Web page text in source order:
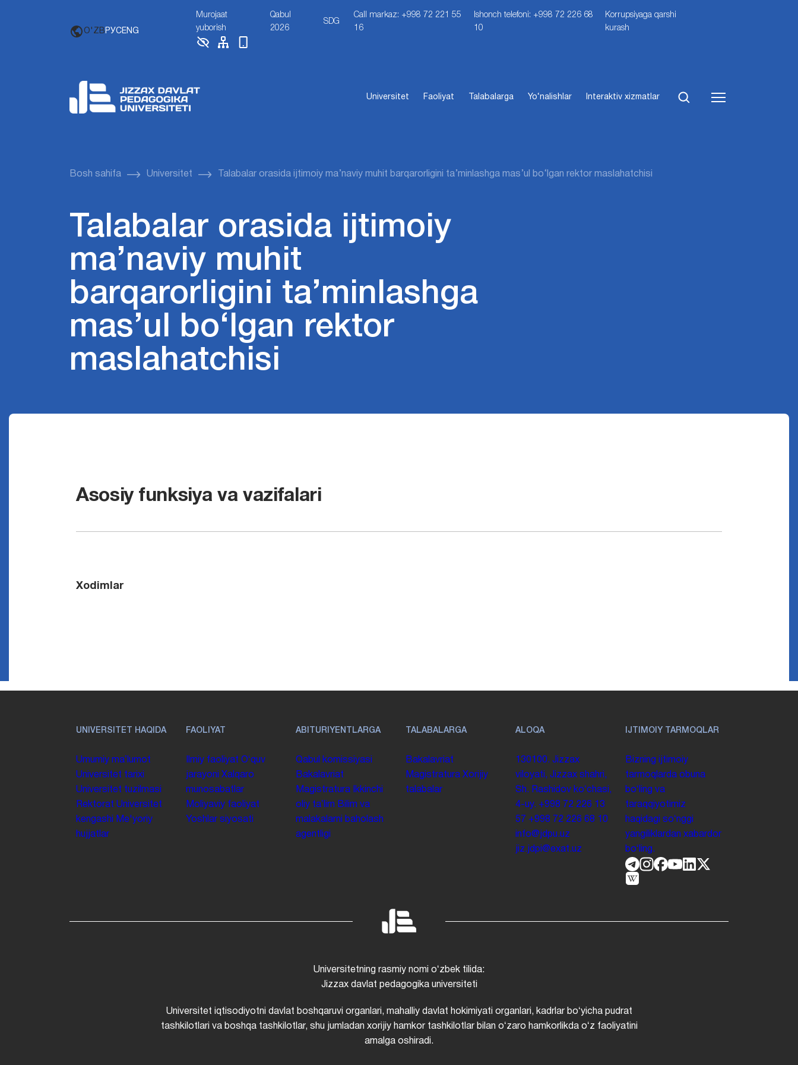
O'ZB РУСENG
Murojaat
yuborish
Qabul
2026
SDG
Call markaz: +998 72 221 55
16
Ishonch telefoni: +998 72 226 68
10
Korrupsiyaga qarshi
kurash
Universitet Faoliyat Talabalarga Yo‘nalishlar Interaktiv xizmatlar
Bosh sahifa Universitet Talabalar orasida ijtimoiy ma’naviy muhit barqarorligini ta’minlashga mas’ul bo‘lgan rektor maslahatchisi
Talabalar orasida ijtimoiy
ma’naviy muhit
barqarorligini ta’minlashga
mas’ul bo‘lgan rektor
maslahatchisi
Asosiy funksiya va vazifalari
Xodimlar
UNIVERSITET HAQIDA
Umumiy maʼlumot
Universitet tarixi
Universitet tuzilmasi
Rektorat Universitet
kengashi
Me'yoriy
hujjatlar
FAOLIYAT
Ilmiy faoliyat Oʻquv
jarayoni Xalqaro
munosabatlar
Moliyaviy faoliyat
Yoshlar siyosati
ABITURIYENTLARGA
Qabul komissiyasi
Bakalavriat
Magistratura
Ikkinchi
oliy taʼlim Bilim va
malakalarni baholash
agentligi
TALABALARGA
Bakalavriat
Magistratura Xorijiy
talabalar
ALOQA
130100. Jizzax
viloyati, Jizzax shahri,
Sh. Rashidov koʻchasi,
4-uy. +998 72 226 13
57 +998 72 226 68 10
info@jdpu.uz
jiz.jdpi@exat.uz
IJTIMOIY TARMOQLAR
Bizning ijtimoiy
tarmoqlarda obuna
boʻling va
taraqqiyotimiz
haqidagi soʻnggi
yangiliklardan xabardor
boʻling.
Universitetning rasmiy nomi oʻzbek tilida:
Jizzax davlat pedagogika universiteti
Universitet iqtisodiyotni davlat boshqaruvi organlari, mahalliy davlat hokimiyati organlari, kadrlar boʻyicha pudrat
tashkilotlari va boshqa tashkilotlar, shu jumladan xorijiy hamkor tashkilotlar bilan oʻzaro hamkorlikda oʻz faoliyatini
amalga oshiradi.